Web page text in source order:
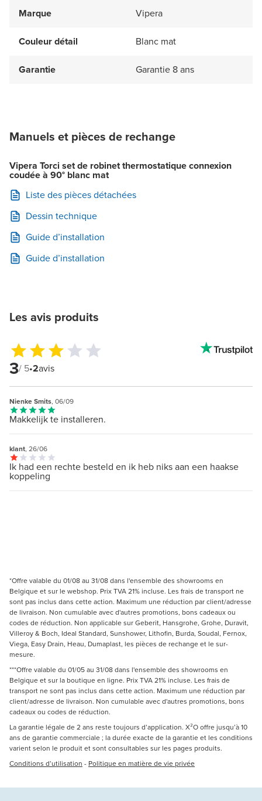
Marque Vipera
Couleur détail Blanc mat
Garantie Garantie 8 ans
Manuels et pièces de rechange
Vipera Torci set de robinet thermostatique connexion
coudée à 90° blanc mat
Liste des pièces détachées
Dessin technique
Guide d’installation
Guide d’installation
Les avis produits
3/ 5•2avis
Nienke Smits, 06/09
Makkelijk te installeren.
klant, 26/06
Ik had een rechte besteld en ik heb niks aan een haakse
koppeling
*Offre valable du 01/08 au 31/08 dans l'ensemble des showrooms en
Belgique et sur le webshop. Prix TVA 21% incluse. Les frais de transport ne
sont pas inclus dans cette action. Maximum une réduction par client/adresse
de livraison. Non cumulable avec d'autres promotions, bons cadeaux ou
codes de réduction. Non applicable sur Geberit, Hansgrohe, Grohe, Duravit,
Villeroy & Boch, Ideal Standard, Sunshower, Lithofin, Burda, Soudal, Fernox,
Viega, Easy Drain, Heau, Dumaplast, les pièces de rechange et le sur-
mesure.
***Offre valable du 01/05 au 31/08 dans l'ensemble des showrooms en
Belgique et sur la boutique en ligne. Prix TVA 21% incluse. Les frais de
transport ne sont pas inclus dans cette action. Maximum une réduction par
client/adresse de livraison. Non cumulable avec d'autres promotions, bons
cadeaux ou codes de réduction.
La garantie légale de 2 ans reste toujours d’application. X²O offre jusqu’à 10
ans de garantie commerciale ; la durée exacte de la garantie et les conditions
varient selon le produit et sont consultables sur les pages produits.
Conditions d’utilisation - Politique en matière de vie privée